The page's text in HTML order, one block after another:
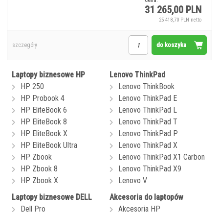
31 265,00 PLN
25 418,70 PLN netto
do koszyka
szczegóły
Laptopy biznesowe HP
HP 250
HP Probook 4
HP EliteBook 6
HP EliteBook 8
HP EliteBook X
HP EliteBook Ultra
HP Zbook
HP Zbook 8
HP Zbook X
Lenovo ThinkPad
Lenovo ThinkBook
Lenovo ThinkPad E
Lenovo ThinkPad L
Lenovo ThinkPad T
Lenovo ThinkPad P
Lenovo ThinkPad X
Lenovo ThinkPad X1 Carbon
Lenovo ThinkPad X9
Lenovo V
Laptopy biznesowe DELL
Dell Pro
Akcesoria do laptopów
Akcesoria HP